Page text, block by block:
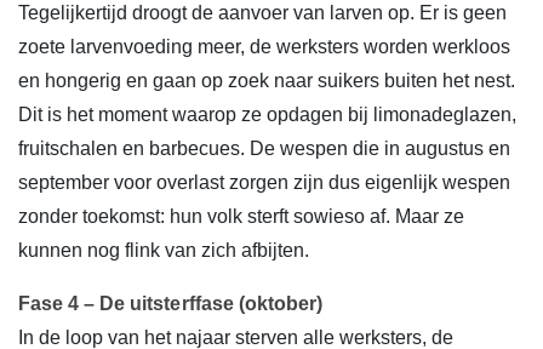
Tegelijkertijd droogt de aanvoer van larven op. Er is geen
zoete larvenvoeding meer, de werksters worden werkloos
en hongerig en gaan op zoek naar suikers buiten het nest.
Dit is het moment waarop ze opdagen bij limonadeglazen,
fruitschalen en barbecues. De wespen die in augustus en
september voor overlast zorgen zijn dus eigenlijk wespen
zonder toekomst: hun volk sterft sowieso af. Maar ze
kunnen nog flink van zich afbijten.
Fase 4 – De uitsterffase (oktober)
In de loop van het najaar sterven alle werksters, de